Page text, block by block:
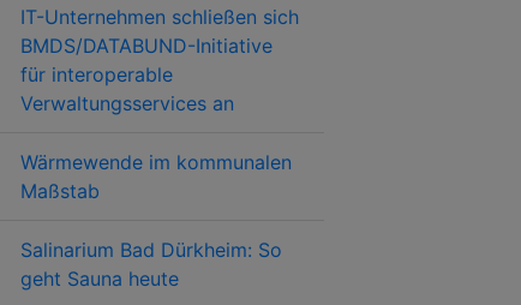
IT-Unternehmen schließen sich
BMDS/DATABUND-Initiative
für interoperable
Verwaltungsservices an
Wärmewende im kommunalen
Maßstab
Salinarium Bad Dürkheim: So
geht Sauna heute